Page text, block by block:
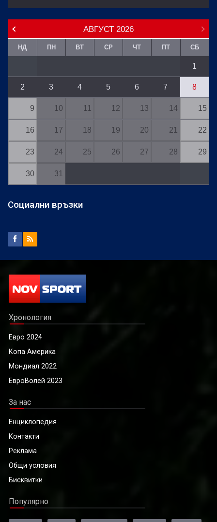
АВГУСТ 2026
НД ПН ВТ СР ЧТ ПТ СБ
1
2 3 4 5 6 7 8
9 10 11 12 13 14 15
16 17 18 19 20 21 22
23 24 25 26 27 28 29
30 31
Социални връзки
Хронология
Евро 2024
Копа Америка
Мондиал 2022
ЕвроВолей 2023
За нас
Енциклопедия
Контакти
Реклама
Общи условия
Бисквитки
Популярно